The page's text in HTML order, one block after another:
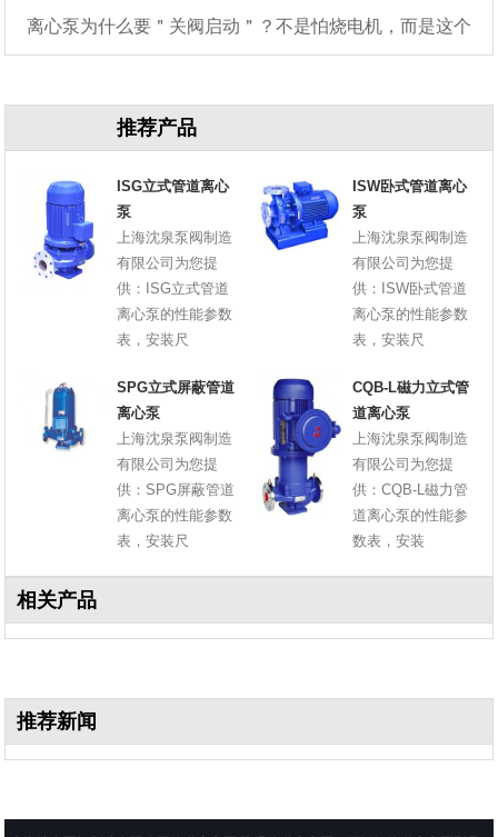
离心泵为什么要＂关阀启动＂？不是怕烧电机，而是这个
推荐产品
ISG立式管道离心
泵
上海沈泉泵阀制造
有限公司为您提
供：ISG立式管道
离心泵的性能参数
表，安装尺
ISW卧式管道离心
泵
上海沈泉泵阀制造
有限公司为您提
供：ISW卧式管道
离心泵的性能参数
表，安装尺
SPG立式屏蔽管道
离心泵
上海沈泉泵阀制造
有限公司为您提
供：SPG屏蔽管道
离心泵的性能参数
表，安装尺
CQB-L磁力立式管
道离心泵
上海沈泉泵阀制造
有限公司为您提
供：CQB-L磁力管
道离心泵的性能参
数表，安装
相关产品
推荐新闻